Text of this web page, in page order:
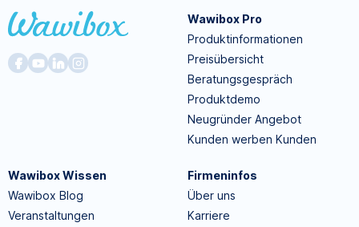
Wawibox Pro
Produktinformationen
Preisübersicht
Beratungsgespräch
Produktdemo
Neugründer Angebot
Kunden werben Kunden
Wawibox Wissen
Wawibox Blog
Veranstaltungen
Firmeninfos
Über uns
Karriere